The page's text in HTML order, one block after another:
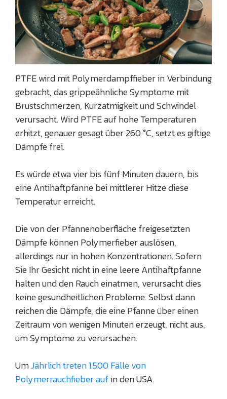
PTFE wird mit Polymerdampffieber in Verbindung
gebracht, das grippeähnliche Symptome mit
Brustschmerzen, Kurzatmigkeit und Schwindel
verursacht. Wird PTFE auf hohe Temperaturen
erhitzt, genauer gesagt über 260 °C, setzt es giftige
Dämpfe frei.
Es würde etwa vier bis fünf Minuten dauern, bis
eine Antihaftpfanne bei mittlerer Hitze diese
Temperatur erreicht.
Die von der Pfannenoberfläche freigesetzten
Dämpfe können Polymerfieber auslösen,
allerdings nur in hohen Konzentrationen. Sofern
Sie Ihr Gesicht nicht in eine leere Antihaftpfanne
halten und den Rauch einatmen, verursacht dies
keine gesundheitlichen Probleme. Selbst dann
reichen die Dämpfe, die eine Pfanne über einen
Zeitraum von wenigen Minuten erzeugt, nicht aus,
um Symptome zu verursachen.
UmJährlich treten 1.500 Fälle von
Polymerrauchfieber aufin den USA.